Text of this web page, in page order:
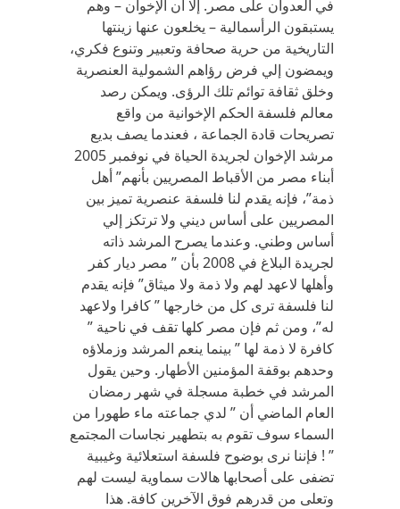
في العدوان على مصر. إلا أن الإخوان – وهم
يستبقون الرأسمالية – يخلعون عنها زينتها
التاريخية من حرية صحافة وتعبير وتنوع فكري،
ويمضون إلي فرض رؤاهم الشمولية العنصرية
وخلق ثقافة توائم تلك الرؤى. ويمكن رصد
معالم فلسفة الحكم الإخوانية من واقع
تصريحات قادة الجماعة ، فعندما يصف بديع
مرشد الإخوان لجريدة الحياة في نوفمبر 2005
أبناء مصر من الأقباط المصريين بأنهم” أهل
ذمة”، فإنه يقدم لنا فلسفة عنصرية تميز بين
المصريين على أساس ديني ولا ترتكز إلي
أساس وطني. وعندما يصرح المرشد ذاته
لجريدة البلاغ في 2008 بأن ” مصر ديار كفر
وأهلها لاعهد لهم ولا ذمة ولا ميثاق” فإنه يقدم
لنا فلسفة ترى كل من خارجها ” كافرا ولاعهد
له”، ومن ثم فإن مصر كلها تقف في ناحية ”
كافرة لا ذمة لها ” بينما ينعم المرشد وزملاؤه
وحدهم بوقفة المؤمنين الأطهار. وحين يقول
المرشد في خطبة مسجلة في شهر رمضان
العام الماضي أن ” لدي جماعته ماء طهورا من
السماء سوف تقوم به بتطهير نجاسات المجتمع
” ! فإننا نرى بوضوح فلسفة استعلائية وغيبية
تضفى على أصحابها هالات سماوية ليست لهم
وتعلى من قدرهم فوق الآخرين كافة. هذا